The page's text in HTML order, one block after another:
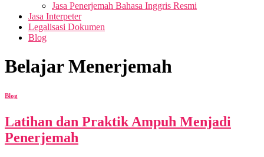
Jasa Penerjemah Bahasa Inggris Resmi
Jasa Interpeter
Legalisasi Dokumen
Blog
Belajar Menerjemah
Blog
Latihan dan Praktik Ampuh Menjadi
Penerjemah